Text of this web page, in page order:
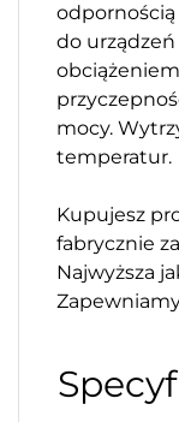
do
mocy.
temperatur.
Kupujesz
fabrycznie
Najwyższa